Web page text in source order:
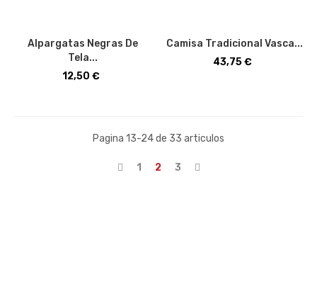
Alpargatas Negras De
Tela...
Precio
12,50 €
Camisa Tradicional Vasca...
Precio
43,75 €
Pagina 13-24 de 33 articulos
1 2 3